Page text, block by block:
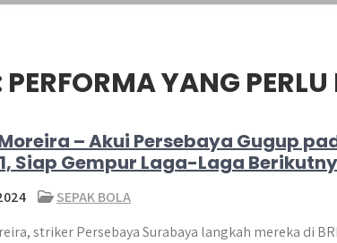
PERFORMA YANG
– Akui Persebaya Gugup
Siap Gempur Laga-Laga
SEPAK BOLA
striker Persebaya Surabaya langkah mereka di